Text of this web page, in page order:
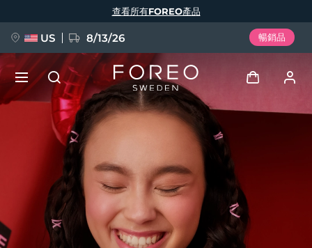
查看所有FOREO產品
US 8/13/26 暢銷品
我的設備
我的訂單
FAQ™ Pure Beauty-Tech Elixir
BREAKING NEWS
English Deutsch
Español
Français
Italiano
Português
Polski
Svenska
Русский